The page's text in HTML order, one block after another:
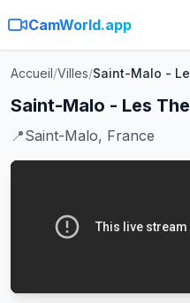
CamWorld.app
Accueil/Villes/Saint-Malo -
Saint-Malo - Les
📍Saint-Malo, France